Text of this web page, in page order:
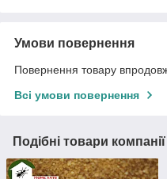
Умови повернення
Повернення товару
Всі умови повернення
Подібні товари компанії